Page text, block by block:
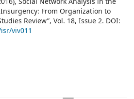
From Organization to
Review”, Vol. 18, Issue 2. DOI:
viv011